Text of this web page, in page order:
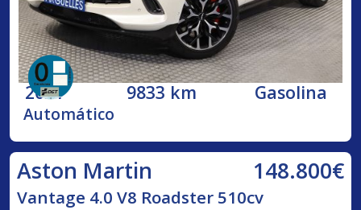
2021 9833 km Gasolina
Automático
Aston Martin 148.800€
Vantage 4.0 V8 Roadster 510cv